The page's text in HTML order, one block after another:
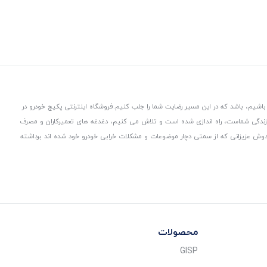
باشد که در این مسیر رضایت شما را جلب کنیم.فروشگاه اینترنتی پکیج خودرو در
شماست، راه اندازی شده است و تلاش می کنیم، دغدغه های تعمیرکاران و مصرف
دوش عزیزانی که از سمتی دچار موضوعات و مشکلات خرابی خودرو خود شده اند برداشته
محصولات
GISP